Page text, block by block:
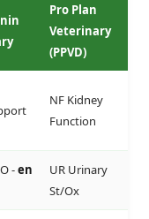
Pro Plan
Veterinary
(PPVD)
NF Kidney
Function
-en
UR Urinary
St/Ox